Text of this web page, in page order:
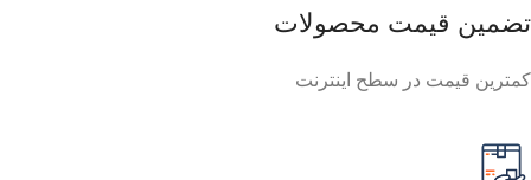
تضمین قیمت محصولات
کمترین قیمت در سطح اینترنت